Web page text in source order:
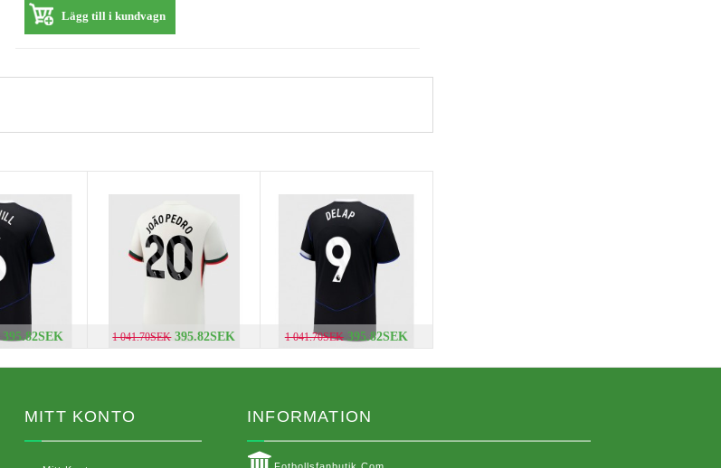
Lägg till i kundvagn
395.82SEK 1 041.70SEK 395.82SEK 1 041.70SEK 395.82SEK
MITT KONTO INFORMATION